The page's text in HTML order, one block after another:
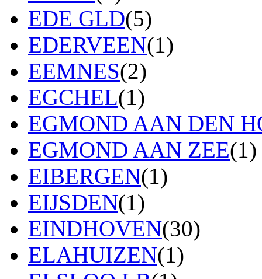
EDE GLD(5)
EDERVEEN(1)
EEMNES(2)
EGCHEL(1)
EGMOND AAN DEN
EGMOND AAN ZEE(1)
EIBERGEN(1)
EIJSDEN(1)
EINDHOVEN(30)
ELAHUIZEN(1)